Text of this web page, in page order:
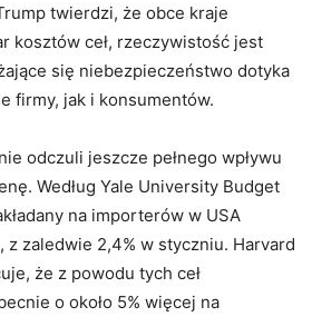
twierdzi, że obce kraje
kosztów ceł, rzeczywistość jest
się niebezpieczeństwo dotyka
firmy, jak i konsumentów.
odczuli jeszcze pełnego wpływu
Według Yale University Budget
na importerów w USA
z zaledwie 2,4% w styczniu. Harvard
że z powodu tych ceł
o około 5% więcej na